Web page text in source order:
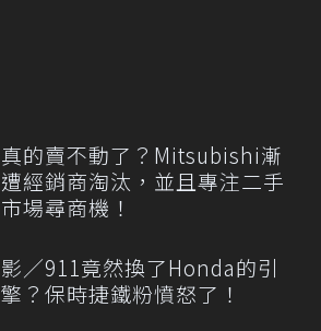
真的賣不動了？Mitsubishi漸
遭經銷商淘汰，並且專注二手
市場尋商機！
影／911竟然換了Honda的引
擎？保時捷鐵粉憤怒了！